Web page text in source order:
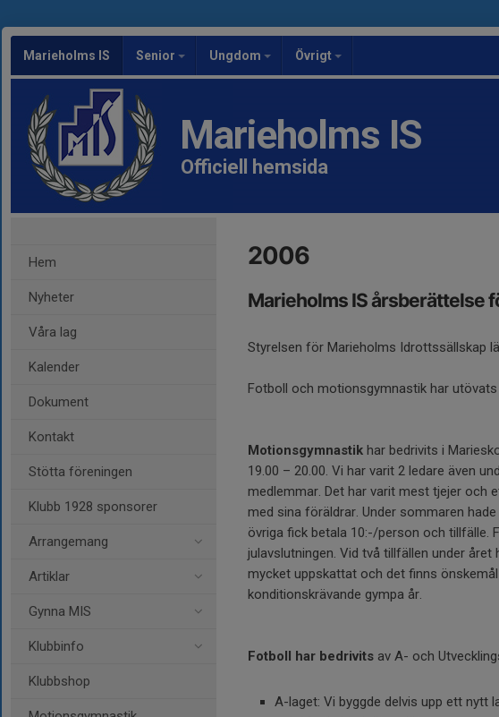
Marieholms IS Senior Ungdom Övrigt
Marieholms IS
Officiell hemsida
Hem
Nyheter
Våra lag
Kalender
Dokument
Kontakt
Stötta föreningen
Klubb 1928 sponsorer
Arrangemang
Artiklar
Gynna MIS
Klubbinfo
Klubbshop
2006
Marieholms IS årsberättelse
Styrelsen för Marieholms Idrottssällskap
Fotboll och motionsgymnastik har utövats
Motionsgymnastik har bedrivits i
19.00 – 20.00. Vi har varit 2 ledare även
medlemmar. Det har varit mest tjejer och
med sina föräldrar. Under sommaren
övriga fick betala 10:-/person och tillfälle.
julavslutningen. Vid två tillfällen under
mycket uppskattat och det finns
konditionskrävande gympa år.
Fotboll har bedrivits av A- och
A-laget: Vi byggde delvis upp ett nytt